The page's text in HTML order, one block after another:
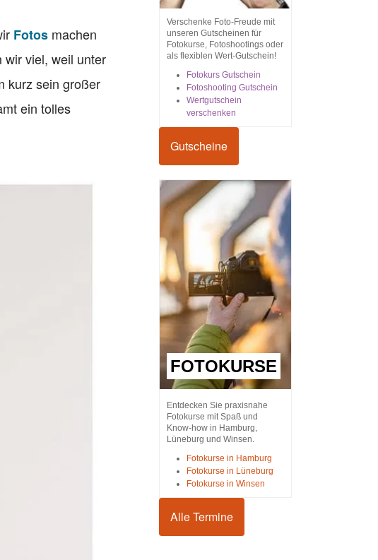
Fotos machen
wir viel, weil unter
kurz sein großer
ein tolles
Verschenke Foto-Freude mit
unseren Gutscheinen für
Fotokurse, Fotoshootings oder
als flexiblen Wert-Gutschein!
Fotokurs Gutschein
Fotoshooting Gutschein
Wertgutschein
verschenken
Gutscheine
FOTOKURSE
Entdecken Sie praxisnahe
Fotokurse mit Spaß und
Know-how in Hamburg,
Lüneburg und Winsen.
Fotokurse in Hamburg
Fotokurse in Lüneburg
Fotokurse in Winsen
Alle Termine